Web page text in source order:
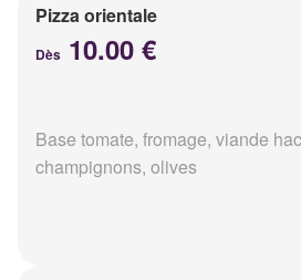
Pizza orientale
Dès 10.00 €
Base tomate, fromage, viande
champignons, olives